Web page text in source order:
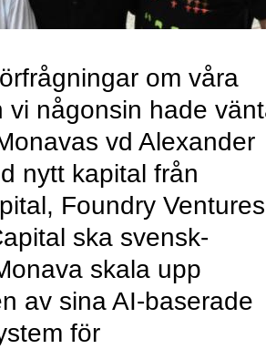
om våra
vi någonsin hade
vd Alexander
nytt kapital från
Foundry Ventures
ska svensk-
skala upp
av sina AI-baserade
för